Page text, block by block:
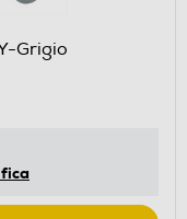
Grigio